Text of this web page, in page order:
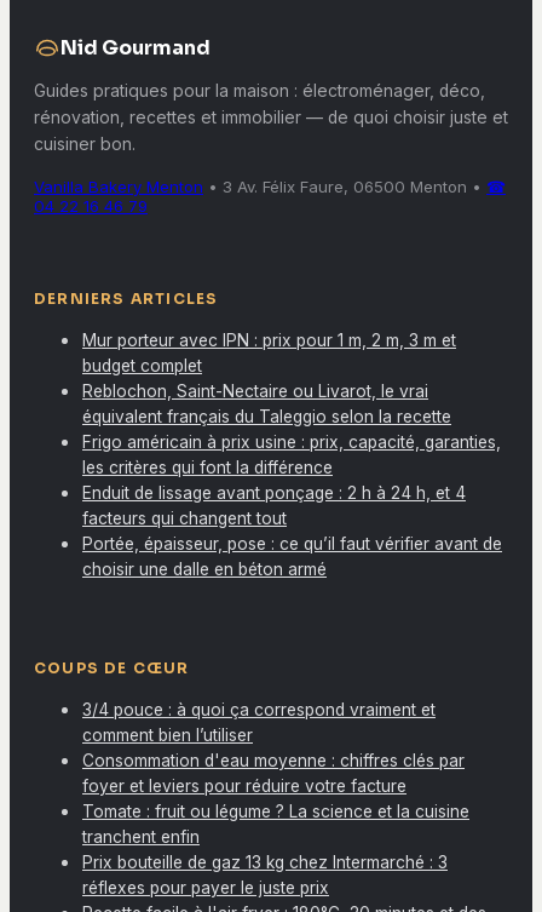
Nid Gourmand
Guides pratiques pour la maison : électroménager, déco,
rénovation, recettes et immobilier — de quoi choisir juste et
cuisiner bon.
Vanilla Bakery Menton • 3 Av. Félix Faure, 06500 Menton • ☎
04 22 16 46 79
DERNIERS ARTICLES
Mur porteur avec IPN : prix pour 1 m, 2 m, 3 m et
budget complet
Reblochon, Saint-Nectaire ou Livarot, le vrai
équivalent français du Taleggio selon la recette
Frigo américain à prix usine : prix, capacité, garanties,
les critères qui font la différence
Enduit de lissage avant ponçage : 2 h à 24 h, et 4
facteurs qui changent tout
Portée, épaisseur, pose : ce qu’il faut vérifier avant de
choisir une dalle en béton armé
COUPS DE CŒUR
3/4 pouce : à quoi ça correspond vraiment et
comment bien l’utiliser
Consommation d'eau moyenne : chiffres clés par
foyer et leviers pour réduire votre facture
Tomate : fruit ou légume ? La science et la cuisine
tranchent enfin
Prix bouteille de gaz 13 kg chez Intermarché : 3
réflexes pour payer le juste prix